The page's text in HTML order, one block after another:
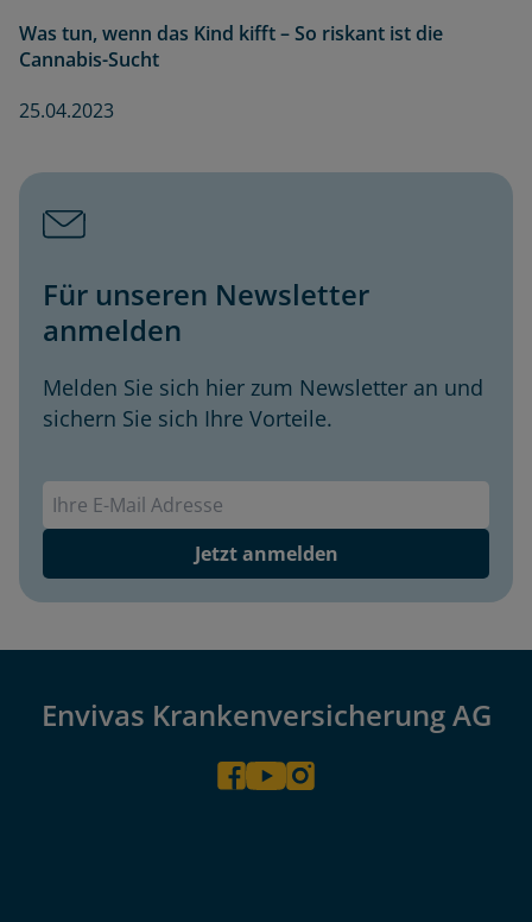
Was tun, wenn das Kind kifft – So riskant ist die
Cannabis-Sucht
25.04.2023
Für unseren Newsletter
anmelden
Melden Sie sich hier zum Newsletter an und
sichern Sie sich Ihre Vorteile.
Jetzt anmelden
Envivas Krankenversicherung AG